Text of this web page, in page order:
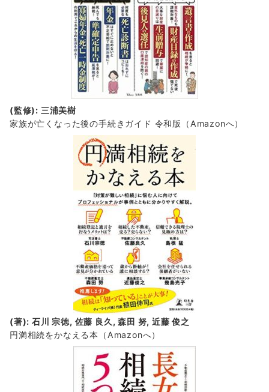
(監修): 三浦美樹
家族が亡くなった後の手続きガイド 令和版（Amazonへ）
(著): 石川 宗徳, 佐藤 良久, 森田 努, 近藤 俊之
円満相続をかなえる本（Amazonへ）